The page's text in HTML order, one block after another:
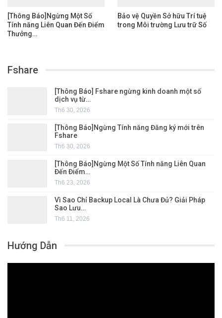
[Thông Báo]Ngừng Một Số
Tính năng Liên Quan Đến Điểm
Thưởng…
Bảo vệ Quyền Sở hữu Trí tuệ
trong Môi trường Lưu trữ Số
Fshare
[Thông Báo] Fshare ngừng kinh doanh một số
dịch vụ từ…
Th6 30, 2026
[Thông Báo]Ngừng Tính năng Đăng ký mới trên
Fshare
Th6 30, 2026
[Thông Báo]Ngừng Một Số Tính năng Liên Quan
Đến Điểm…
Th6 23, 2026
Vì Sao Chỉ Backup Local Là Chưa Đủ? Giải Pháp
Sao Lưu…
Th6 11, 2026
Hướng Dẫn